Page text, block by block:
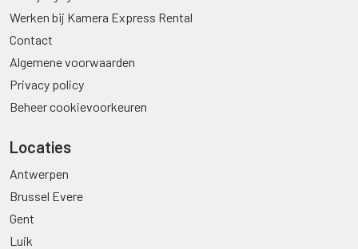
Werken bij Kamera Express Rental
Contact
Algemene voorwaarden
Privacy policy
Beheer cookievoorkeuren
Locaties
Antwerpen
Brussel Evere
Gent
Luik